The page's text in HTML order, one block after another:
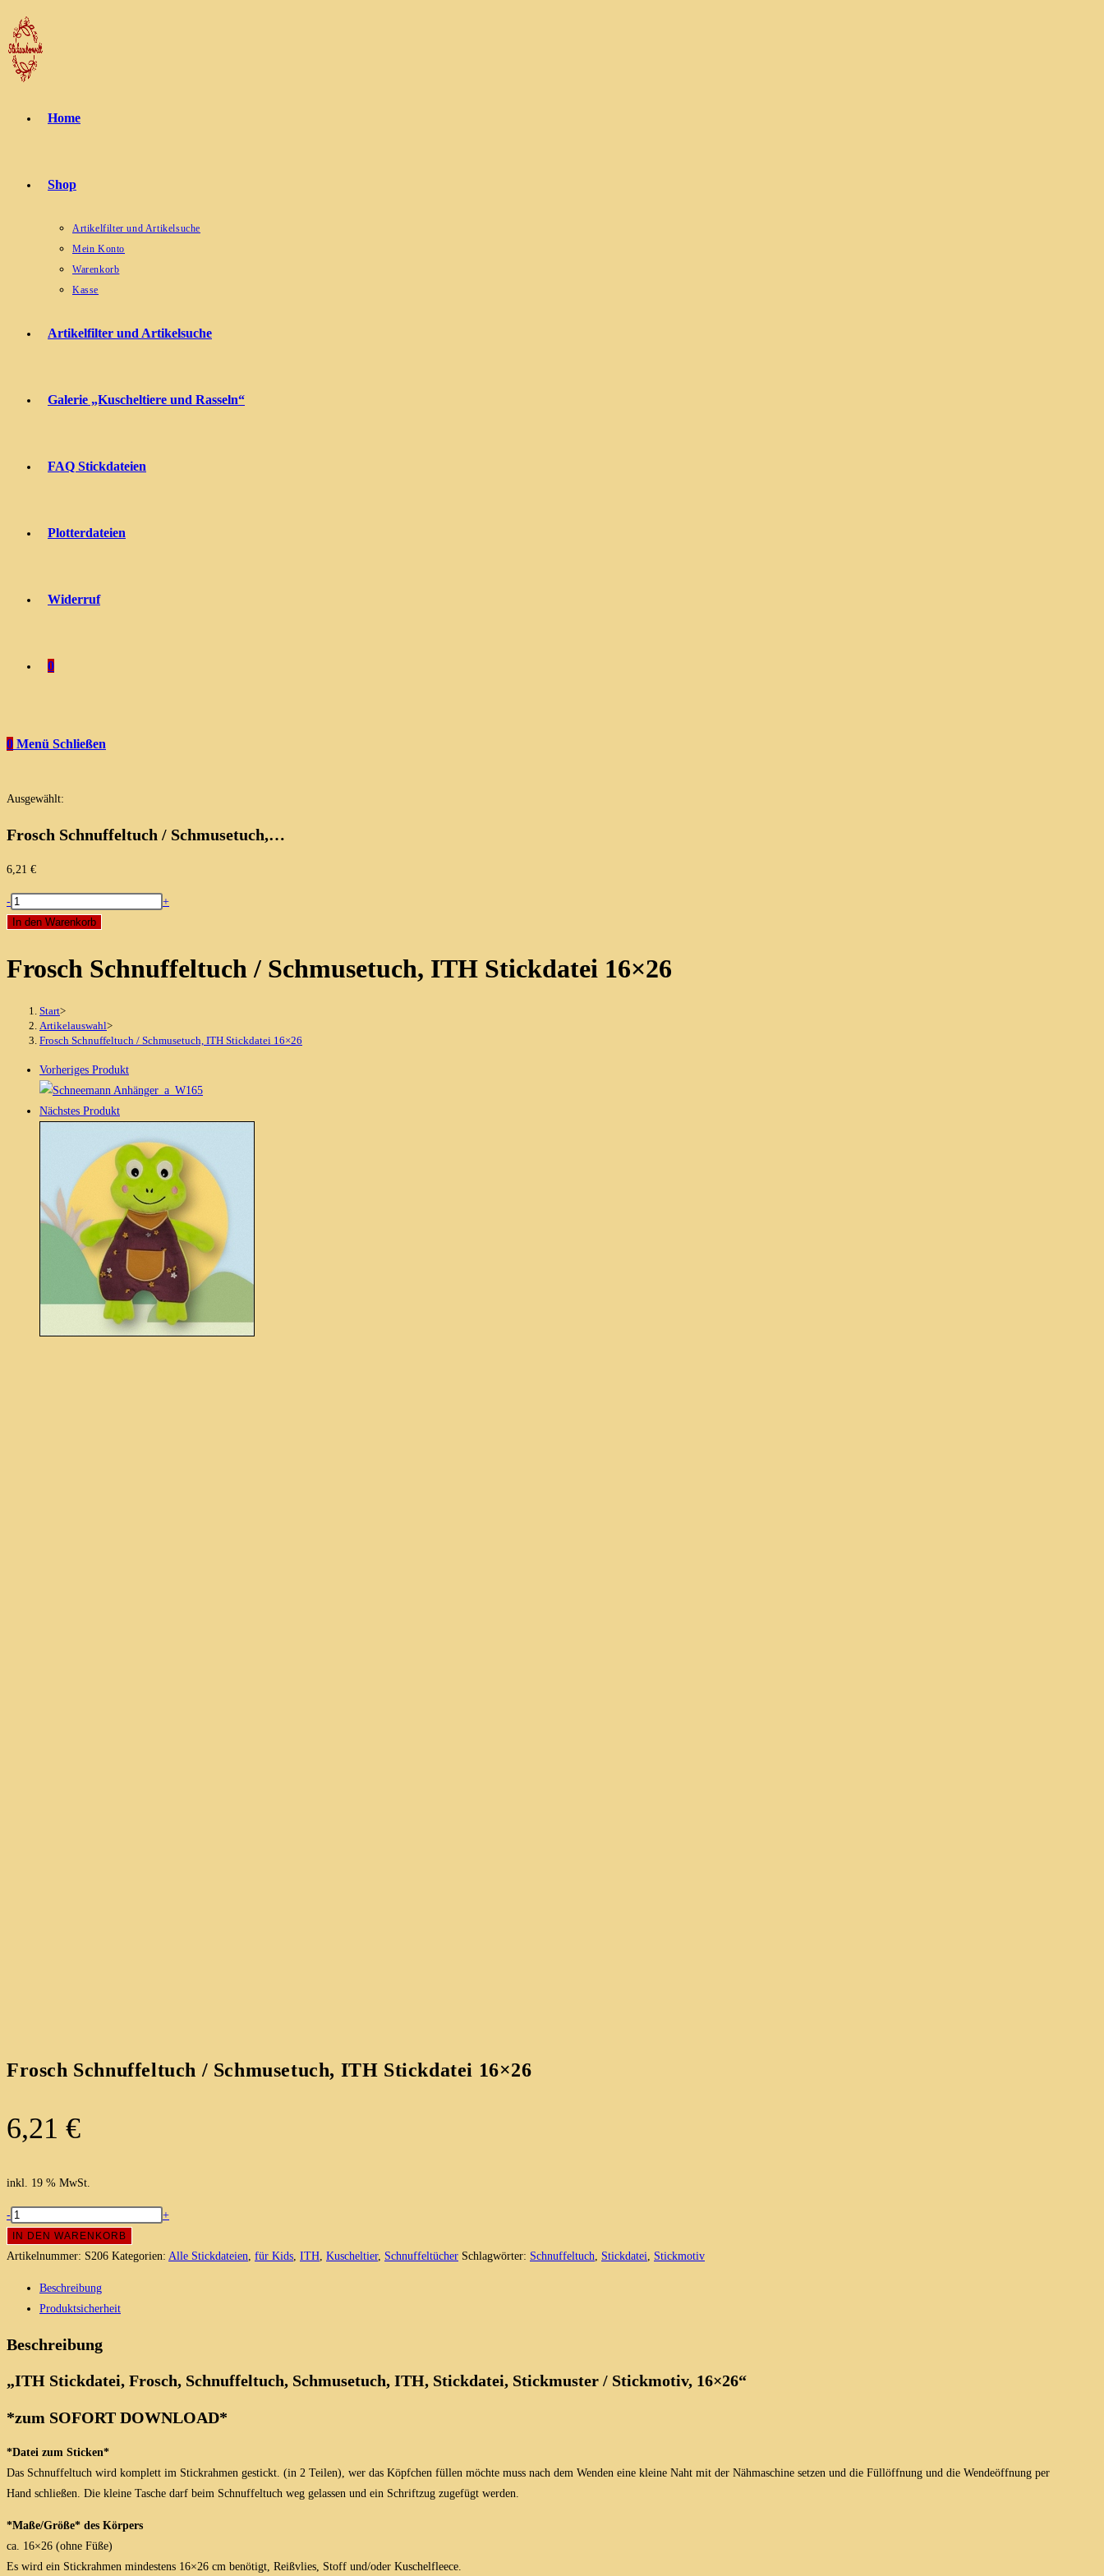
Zum
Inhalt
springen
Home
Shop
Artikelfilter und Artikelsuche
Mein Konto
Warenkorb
Kasse
Artikelfilter und Artikelsuche
Galerie „Kuscheltiere und Rasseln“
FAQ Stickdateien
Plotterdateien
Widerruf
0
0 Menü Schließen
Ausgewählt:
Frosch Schnuffeltuch / Schmusetuch,…
6,21 €
Frosch
Schnuffeltuch
Schmusetuch,
16x26
Menge
-
+
In den Warenkorb
Frosch Schnuffeltuch / Schmusetuch, ITH Stickdatei 16×26
Start>
Artikelauswahl>
Frosch Schnuffeltuch / Schmusetuch, ITH Stickdatei 16×26
Vorheriges Produkt
Nächstes Produkt
Frosch Schnuffeltuch / Schmusetuch, ITH Stickdatei 16×26
6,21 €
inkl. 19 % MwSt.
Frosch
Schnuffeltuch
/
Stickdatei
16x26
- +
IN DEN WARENKORB
Artikelnummer: S206 Kategorien: Alle Stickdateien für Kids ITH Kuscheltier, Schnuffeltücher Schlagwörter: Schnuffeltuch Stickdatei Stickmotiv
Beschreibung
Produktsicherheit
Beschreibung
„ITH Stickdatei, Frosch, Schnuffeltuch, Schmusetuch, ITH, Stickdatei, Stickmuster / Stickmotiv, 16×26“
*zum SOFORT DOWNLOAD*
*Datei zum Sticken*
Das Schnuffeltuch wird komplett im Stickrahmen gestickt. (in 2 Teilen), wer das Köpfchen füllen möchte muss nach dem Wenden eine kleine Naht mit der Nähmaschine setzen und die Füllöffnung und die Wendeöffnung per
Hand schließen. Die kleine Tasche darf beim Schnuffeltuch weg gelassen und ein Schriftzug zugefügt werden.
*Maße/Größe* des Körpers
ca. 16×26 (ohne Füße)
Es wird ein Stickrahmen mindestens 16×26 cm benötigt, Reißvlies, Stoff und/oder Kuschelfleece.